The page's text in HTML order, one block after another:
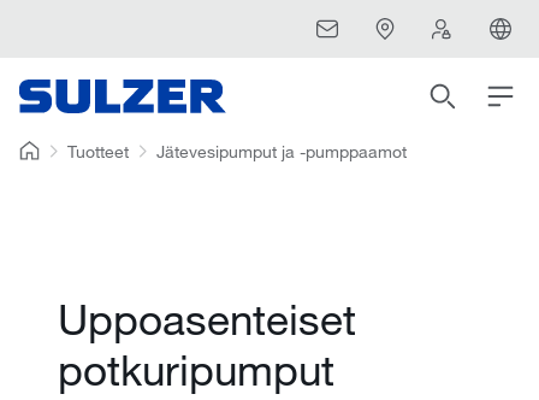
Tuotteet Jätevesipumput ja -pumppaamot
Uppoasenteiset
potkuripumput